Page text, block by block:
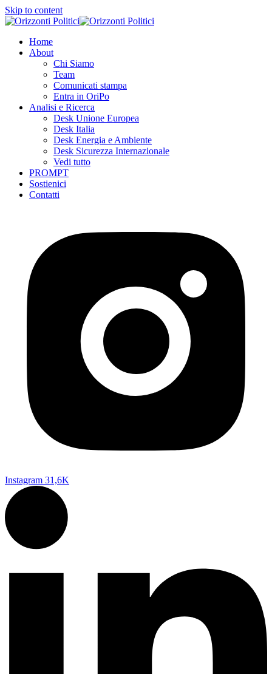
Skip to content
Home
About
Chi Siamo
Team
Comunicati stampa
Entra in OriPo
Analisi e Ricerca
Desk Unione Europea
Desk Italia
Desk Energia e Ambiente
Desk Sicurezza Internazionale
Vedi tutto
PROMPT
Sostienici
Contatti
Instagram 31,6K